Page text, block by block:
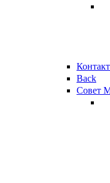
Back
Совет